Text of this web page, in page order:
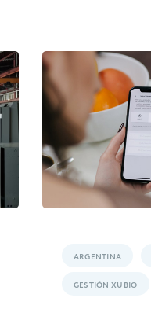
ARGENTINA
GESTIÓN XUBIO